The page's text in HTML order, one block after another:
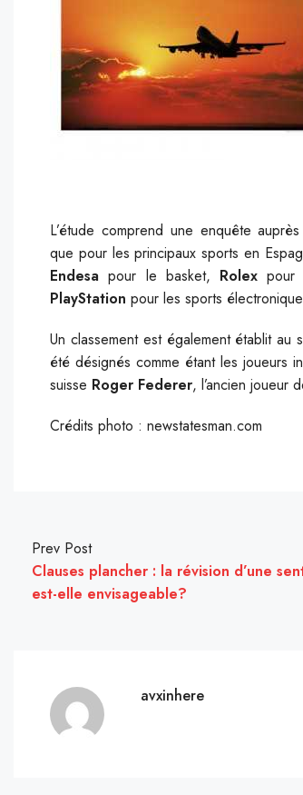
L’étude comprend une enquête
que pour les principaux sports en
Endesa pour le basket, Rolex
PlayStation pour les sports
Un classement est également établit au
été désignés comme étant les joueurs
suisse Roger Federer, l’ancien joueur
Crédits photo : newstatesman.com
Prev Post
Clauses plancher : la révision d’une
est-elle envisageable?
avxinhere